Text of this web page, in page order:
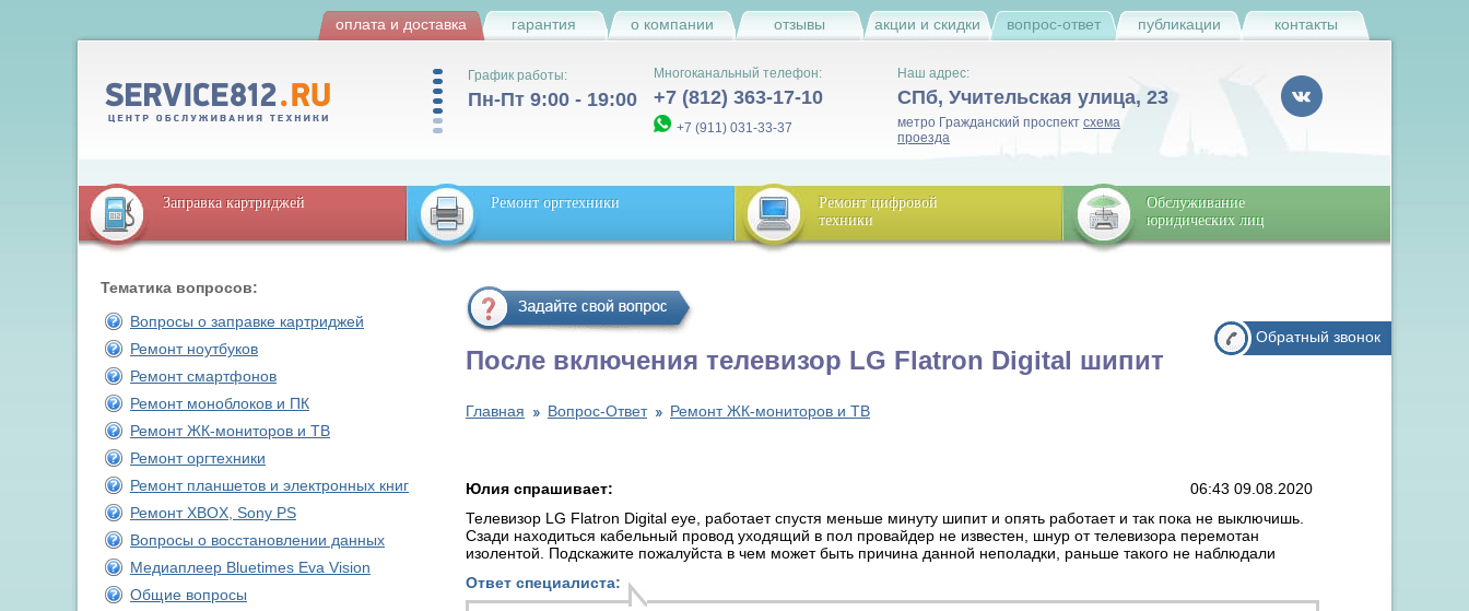
оплата и доставка гарантия о компании отзывы акции и скидки вопрос-ответ публикации контакты
График работы:
Пн-Пт 9:00 - 19:00
Многоканальный телефон:
+7 (812) 363-17-10
+7 (911) 031-33-37
Наш адрес:
СПб, Учительская улица, 23
метро Гражданский проспект схема
проезда
Заправка картриджей Ремонт оргтехники
Ремонт цифровой
техники
Обслуживание
юридических лиц
Тематика вопросов:
Вопросы о заправке картриджей
Ремонт ноутбуков
Ремонт смартфонов
Ремонт моноблоков и ПК
Ремонт ЖК-мониторов и ТВ
Ремонт оргтехники
Ремонт планшетов и электронных книг
Ремонт XBOX, Sony PS
Вопросы о восстановлении данных
Медиаплеер Bluetimes Eva Vision
Общие вопросы
После включения телевизор ​LG Flatron Digital шипит
Главная Вопрос-Ответ Ремонт ЖК-мониторов и ТВ
Юлия спрашивает:
06:43 09.08.2020
Телевизор ​LG Flatron Digital eye, работает спустя меньше минуту шипит и опять работает и так пока не выключишь.
Сзади находиться кабельный провод уходящий в пол провайдер не известен, шнур от телевизора перемотан
изолентой. Подскажите пожалуйста в чем может быть причина данной неполадки, раньше такого не наблюдали
Ответ специалиста:
Обратный звонок